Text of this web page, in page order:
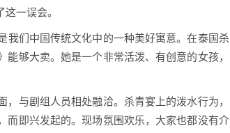
一误会。
我们中国传统文化中的一种美好寓意。在泰国杀
够大卖。她是一个非常活泼、有创意的女孩，
与剧组人员相处融洽。杀青宴上的泼水行为，
而即兴发起的。现场氛围欢乐，大家也都没有介